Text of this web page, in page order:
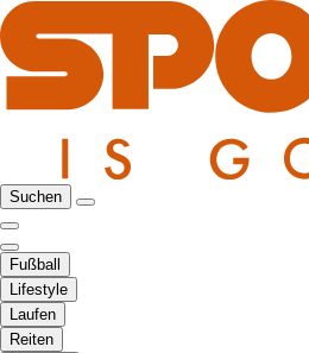
Suchen
Fußball
Lifestyle
Laufen
Reiten